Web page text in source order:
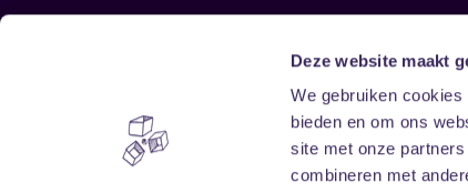
Deze website maakt
We gebruiken
bieden en om ons
site met onze
combineren met
Home
Vrijwilligers
Verhuur
Disclaimer
Toegankelijkheid
Privacy & cookies